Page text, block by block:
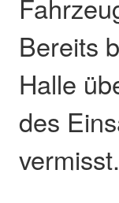
Bereits
Halle
des
vermisst.